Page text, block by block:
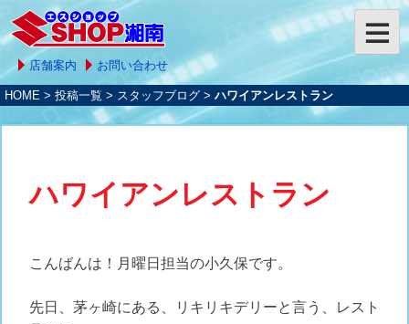
店舗案内 お問い合わせ
HOME > 投稿一覧 > スタッフブログ > ハワイアンレストラン
ハワイアンレストラン
こんばんは！月曜日担当の小久保です。
先日、茅ヶ崎にある、リキリキデリーと言う、レスト